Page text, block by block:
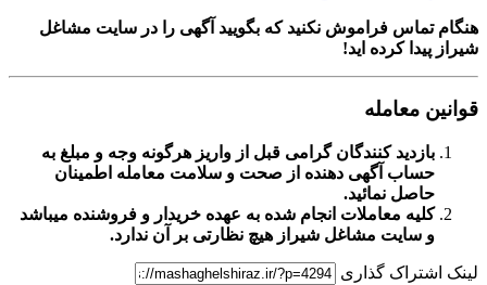
هنگام تماس فراموش نکنید که بگویید آگهی را در سایت مشاغل
شیراز پیدا کرده اید!
قوانین معامله
بازدید کنندگان گرامی قبل از واریز هرگونه وجه و مبلغ به
حساب آگهی دهنده از صحت و سلامت معامله اطمینان
حاصل نمائید.
کلیه معاملات انجام شده به عهده خریدار و فروشنده میباشد
و سایت مشاغل شیراز هیچ نظارتی بر آن ندارد.
لینک اشتراک گذاری